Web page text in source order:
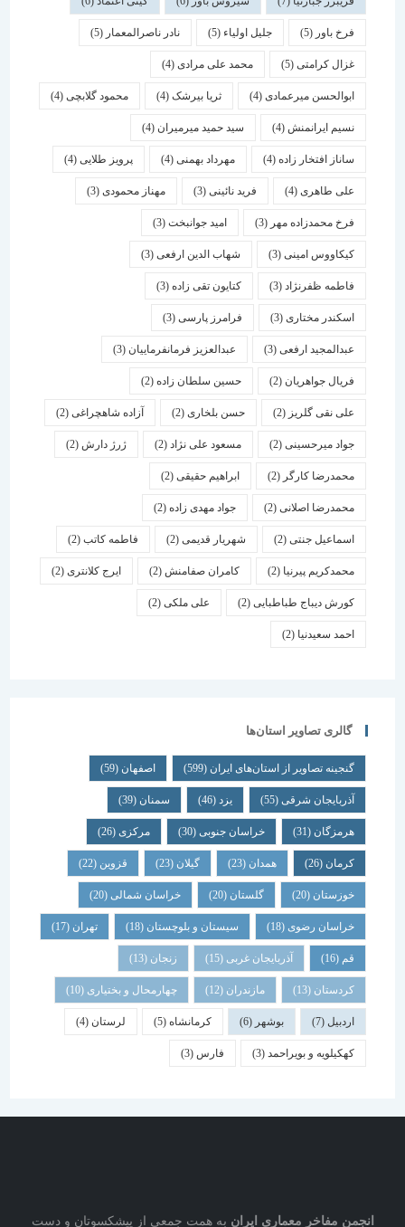
فرخ باور(5) جلیل اولیاء(5) نادر ناصرالمعمار (5)
غزال کرامتی(5) محمد علی مرادی(4)
ابوالحسن میرعمادی(4) ثریا بیرشک(4) محمود گلابچی(4)
نسیم ایرانمنش(4) سید حمید میرمیران(4)
ساناز افتخار زاده(4) مهرداد بهمنی (4) پرویز طلایی(4)
علی طاهری(4) فرید نائینی(3) مهناز محمودی(3)
فرخ محمدزاده مهر(3) امید جوانبخت(3)
کیکاووس امینی(3) شهاب الدین ارفعی(3)
فاطمه ظفرنژاد(3) کتایون تقی زاده(3)
اسكندر مختاری (3) فرامرز پارسی(3)
عبدالمجید ارفعی(3) عبدالعزیز فرمانفرماییان(3)
فریال جواهریان(2) حسین سلطان زاده(2)
علی نقی گلریز(2) حسن بلخاری(2) آزاده شاهچراغی(2)
جواد میرحسینی(2) مسعود علی نژاد(2) ژرژ دارش (2)
محمدرضا کارگر(2) ابراهیم حقیقی(2)
محمدرضا اصلانی(2) جواد مهدی زاده(2)
اسماعیل جنتی(2) شهریار قدیمی(2) فاطمه کاتب(2)
محمدکریم پیرنیا (2) کامران صفامنش(2) ایرج کلانتری (2)
کورش دیباج طباطبایی(2) علی ملکی(2)
احمد سعیدنیا (2)
گالری تصاویر استان‌ها
گنجینه تصاویر از استان‌های ایران(599) اصفهان (59)
آذربایجان شرقی(55) یزد سمنان (39)
هرمزگان(31) خراسان جنوبی(30) مرکزی (26)
همدان گیلان قزوین
خوزستان(20) گلستان (20) خراسان شمالی(20)
خراسان رضوی(18) سیستان و بلوچستان(18) تهران
آذربایجان غربی(15) زنجان
کردستان(13) مازندران(12) چهارمحال و بختیاری (10)
بوشهر کرمانشاه(5) لرستان (4)
کهکیلویه و بویراحمد(3) فارس
مفاخر معماری ایرانبه همت جمعی از پیشکسوتان و دست